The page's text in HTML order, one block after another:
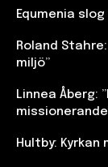
Equmenia
Roland
miljö”
Linnea Åberg:
missionerande
Hultby: